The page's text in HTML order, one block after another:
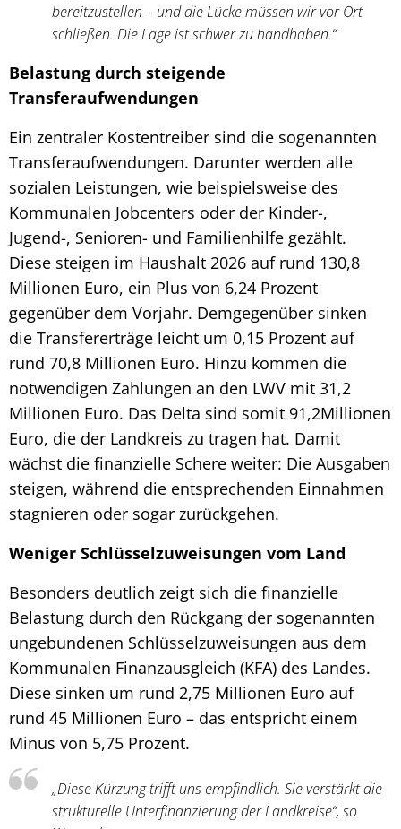
bereitzustellen – und die Lücke müssen wir vor Ort
schließen. Die Lage ist schwer zu handhaben.“
Belastung durch steigende
Transferaufwendungen
Ein zentraler Kostentreiber sind die sogenannten
Transferaufwendungen. Darunter werden alle
sozialen Leistungen, wie beispielsweise des
Kommunalen Jobcenters oder der Kinder-,
Jugend-, Senioren- und Familienhilfe gezählt.
Diese steigen im Haushalt 2026 auf rund 130,8
Millionen Euro, ein Plus von 6,24 Prozent
gegenüber dem Vorjahr. Demgegenüber sinken
die Transfererträge leicht um 0,15 Prozent auf
rund 70,8 Millionen Euro. Hinzu kommen die
notwendigen Zahlungen an den LWV mit 31,2
Millionen Euro. Das Delta sind somit 91,2Millionen
Euro, die der Landkreis zu tragen hat. Damit
wächst die finanzielle Schere weiter: Die Ausgaben
steigen, während die entsprechenden Einnahmen
stagnieren oder sogar zurückgehen.
Weniger Schlüsselzuweisungen vom Land
Besonders deutlich zeigt sich die finanzielle
Belastung durch den Rückgang der sogenannten
ungebundenen Schlüsselzuweisungen aus dem
Kommunalen Finanzausgleich (KFA) des Landes.
Diese sinken um rund 2,75 Millionen Euro auf
rund 45 Millionen Euro – das entspricht einem
Minus von 5,75 Prozent.
„Diese Kürzung trifft uns empfindlich. Sie verstärkt die
strukturelle Unterfinanzierung der Landkreise“, so